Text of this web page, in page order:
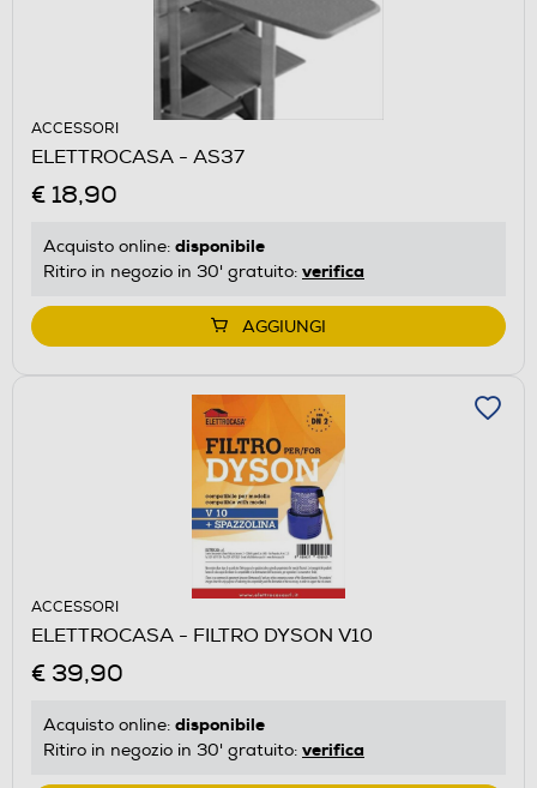
ACCESSORI
ELETTROCASA - AS37
€ 18,90
Acquisto online: disponibile
Ritiro in negozio in 30' gratuito: verifica
AGGIUNGI
ACCESSORI
ELETTROCASA - FILTRO DYSON V10
€ 39,90
Acquisto online: disponibile
Ritiro in negozio in 30' gratuito: verifica